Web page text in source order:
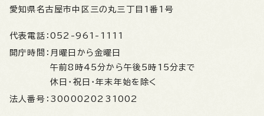
愛知県名古屋市中区三の丸三丁目1番1号
代表電話： 052-961-1111
開庁時間： 月曜日から金曜日
午前8時45分から午後5時15分まで
休日・祝日・年末年始を除く
法人番号： 3000020231002